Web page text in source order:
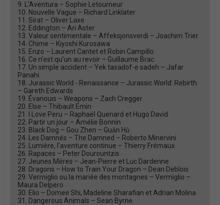
9. L’Aventura – Sophie Letourneur
10. Nouvelle Vague – Richard Linklater
11. Sirat – Oliver Laxe
12. Eddington – Ari Aster
13. Valeur sentimentale – Affeksjonsverdi – Joachim Trier
14. Chime – Kiyoshi Kurosawa
15. Enzo – Laurent Cantet et Robin Campillo
16. Ce n'est qu'un au revoir – Guillaume Brac
17. Un simple accident – Yek tasadof-e sadeh – Jafar
Panahi
18. Jurassic World - Renaissance – Jurassic World: Rebirth
– Gareth Edwards
19. Évanouis – Weapons – Zach Cregger
20. Else – Thibault Emin
21. I Love Peru – Raphaël Quenard et Hugo David
22. Partir un jour – Amélie Bonnin
23. Black Dog – Gou Zhen – Guǎn Hǔ
24. Les Damnés – The Damned – Roberto Minervini
25. Lumière, l'aventure continue – Thierry Frémaux
26. Rapaces – Peter Dourountzis
27. Jeunes Mères – Jean-Pierre et Luc Dardenne
28. Dragons – How to Train Your Dragon – Dean Deblois
29. Vermiglio ou la mariée des montagnes – Vermiglio –
Maura Delpero
30. Elio – Domee Shi, Madeline Sharafian et Adrian Molina
31. Dangerous Animals – Sean Byrne